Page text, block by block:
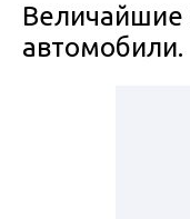
Величайшие
автомобили.